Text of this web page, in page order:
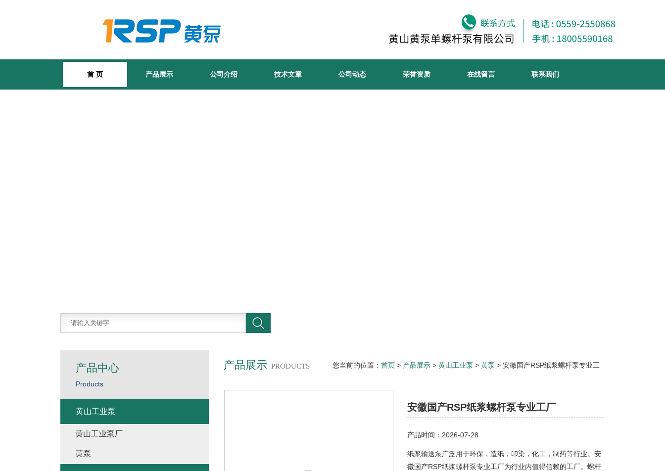
首 页 产品展示 公司介绍 技术文章 公司动态 荣誉资质 在线留言 联系我们
产品展示 PRODUCTS 您当前的位置： 首页 > 产品展示 > 黄山工业泵 > 黄泵 > 安徽国产RSP纸浆螺杆泵专业工
安徽国产RSP纸浆螺杆泵专业工厂
产品时间：2026-07-28
纸浆输送泵广泛用于环保，造纸，印染，化工，制药等行业。安
徽国产RSP纸浆螺杆泵专业工厂为行业内值得信赖的工厂。螺杆
产品中心
Products
黄山工业泵
黄山工业泵厂
黄泵